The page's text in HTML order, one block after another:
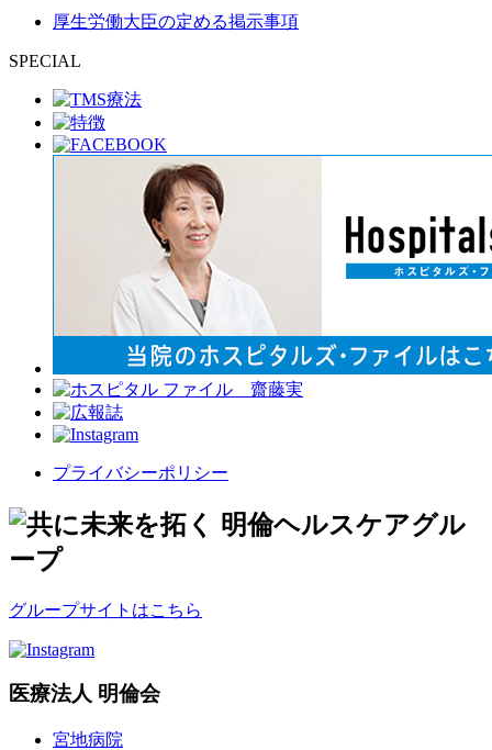
厚生労働大臣の定める掲示事項
SPECIAL
プライバシーポリシー
グループサイトはこちら
医療法人 明倫会
宮地病院